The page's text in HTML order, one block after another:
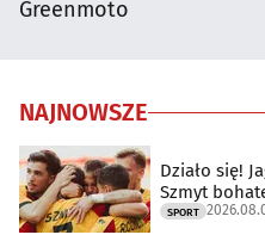
Greenmoto
NAJNOWSZE
Działo się!
Szmyt
SPORT